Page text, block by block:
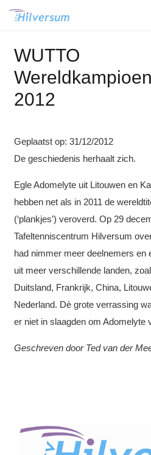
WUTTO
2012
Geplaatst op: 31/12/2012
De geschiedenis herhaalt zich.
Egle Adomelyte uit Litouwen en
hebben net als in 2011 de
(‘plankjes’) veroverd. Op 29
Tafeltenniscentrum Hilversum
had nimmer meer deelnemers en
uit meer verschillende landen,
Duitsland, Frankrijk, China,
Nederland. Dè grote verrassing
er niet in slaagden om Adomelyte
Geschreven door Ted van der